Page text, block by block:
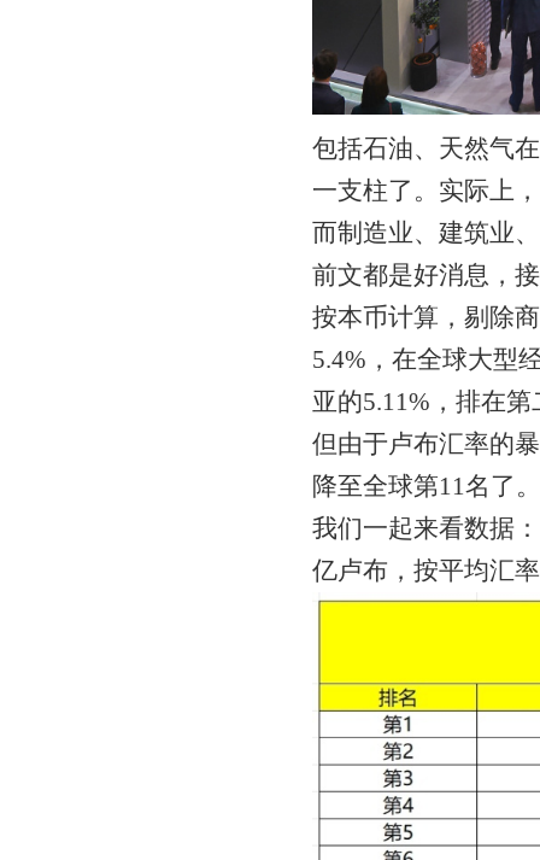
包括石油、天然气
一支柱了。实际上
而制造业、建筑业
前文都是好消息，
按本币计算，剔除
5.4%，在全球大型
亚的5.11%，排在
但由于卢布汇率的
降至全球第11名了。
我们一起来看数据
亿卢布，按平均汇